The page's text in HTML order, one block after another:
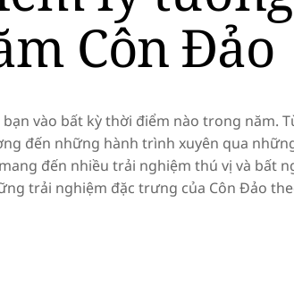
Côn Đảo
vào bất kỳ thời điểm nào trong năm.
đến những hành trình xuyên qua
đến nhiều trải nghiệm thú vị và bất
trải nghiệm đặc trưng của Côn Đảo